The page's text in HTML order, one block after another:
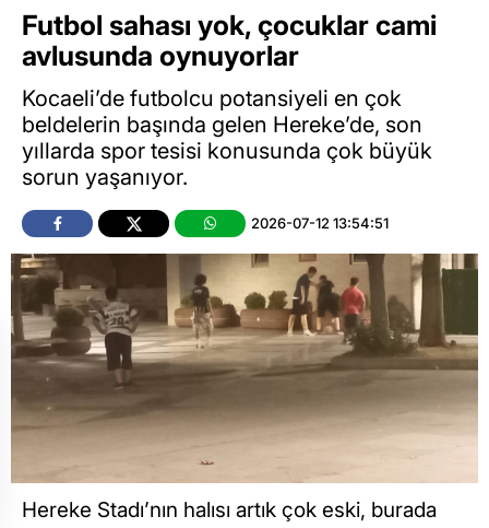
Futbol sahası yok, çocuklar cami
avlusunda oynuyorlar
Kocaeli’de futbolcu potansiyeli en çok
beldelerin başında gelen Hereke’de, son
yıllarda spor tesisi konusunda çok büyük
sorun yaşanıyor.
2026-07-12 13:54:51
Hereke Stadı’nın halısı artık çok eski, burada